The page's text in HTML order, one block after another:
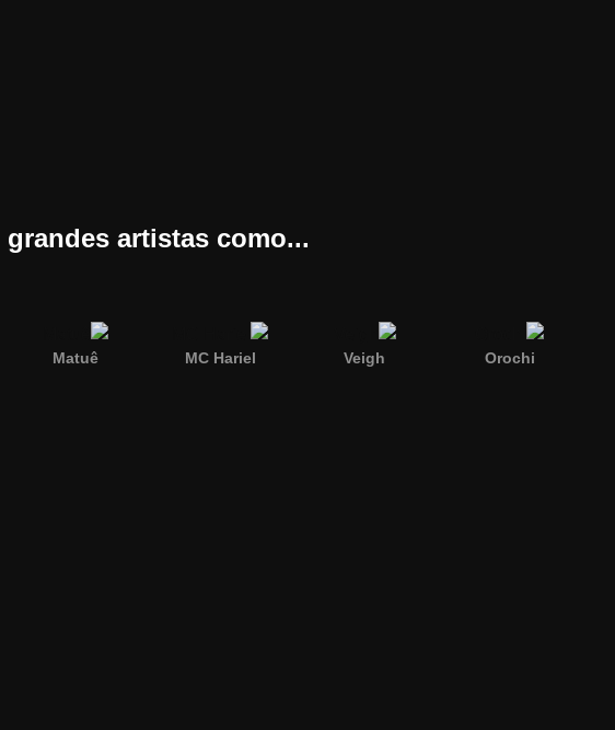
artistas como...
Orochi
Veigh
MC Hariel
Matuê